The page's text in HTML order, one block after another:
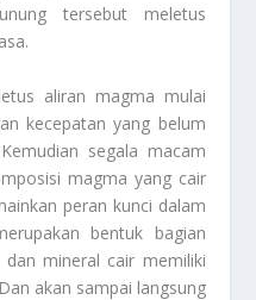
tersebut meletus
aliran magma mulai
kecepatan yang belum
segala macam
magma yang cair
peran kunci dalam
bentuk bagian
mineral cair memiliki
akan sampai langsung